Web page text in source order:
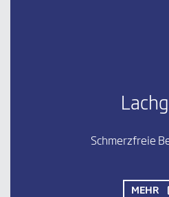
Schmerzfreie
MEHR